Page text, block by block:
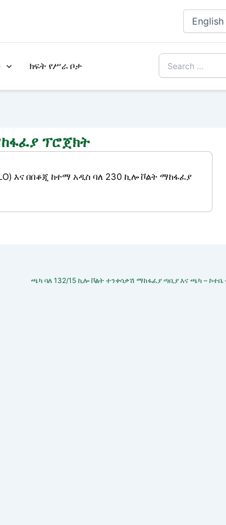
language
ክፍት የሥራ ቦታ
Search
for:
ፕሮጀክት
እና በበቆጂ ከተማ አዲስ ባለ 230 ኪሎ ቮልት ማከፋፈያ